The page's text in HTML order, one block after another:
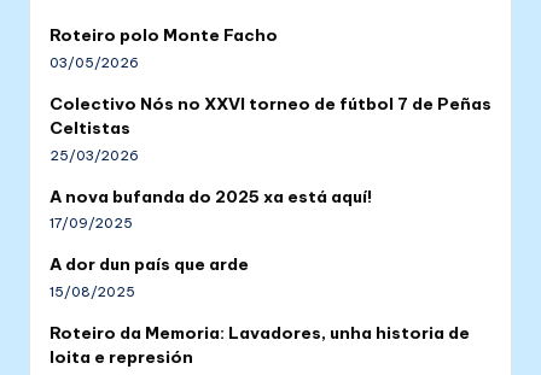
Roteiro polo Monte Facho
03/05/2026
Colectivo Nós no XXVI torneo de fútbol 7 de Peñas
Celtistas
25/03/2026
A nova bufanda do 2025 xa está aquí!
17/09/2025
A dor dun país que arde
15/08/2025
Roteiro da Memoria: Lavadores, unha historia de
loita e represión